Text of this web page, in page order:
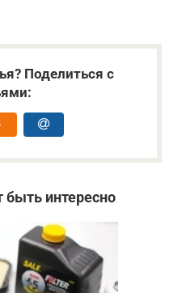
Поделиться с
интересно